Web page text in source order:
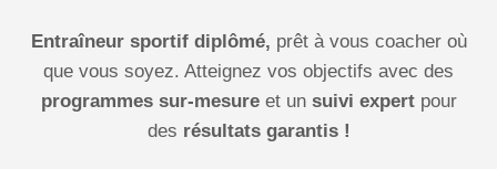
Entraîneur sportif diplômé, prêt à vous coacher où
que vous soyez. Atteignez vos objectifs avec des
programmes sur-mesureet un suivi expertpour
des résultats garantis !